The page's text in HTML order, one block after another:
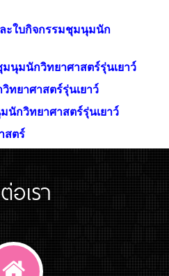
ะใบกิจกรรมชุมนุมนัก
นุมนักวิทยาศาสตร์รุ่นเยาว์
ยาศาสตร์รุ่นเยาว์
กวิทยาศาสตร์รุ่นเยาว์
สตร์
อเรา